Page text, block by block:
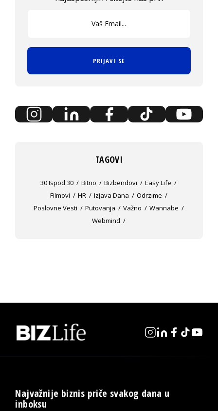
PRIJAVI SE
TAGOVI
30 Ispod 30 Bitno Bizbendovi
Easy Life
Filmovi
HR Izjava Dana
Odrzime
Poslovne Vesti
Putovanja Važno
Wannabe
Webmind
Najvažnije biznis priče svakog dana u
inboksu